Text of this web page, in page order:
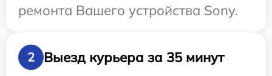
ремонта Вашего устройства Sony.
2
Выезд курьера за 35 минут